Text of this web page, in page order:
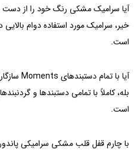
آیا سرامیک مشکی رنگ خود را از
خیر، سرامیک مورد استفاده دوام بالایی
است.
آیا با تمام دستبندهای Moments سازگار است؟
است.
با چارم قفل قلب مشکی سرامیکی